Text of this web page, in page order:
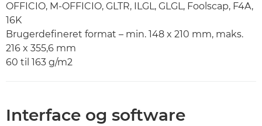
OFFICIO, M-OFFICIO, GLTR, ILGL, GLGL, Foolscap, F4A,
16K
Brugerdefineret format – min. 148 x 210 mm, maks.
216 x 355,6 mm
60 til 163 g/m2
Interface og software